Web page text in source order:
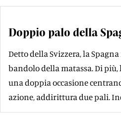
Doppio palo della
Detto della Svizzera, la
bandolo della matassa. Di più,
una doppia occasione
azione, addirittura due pali.